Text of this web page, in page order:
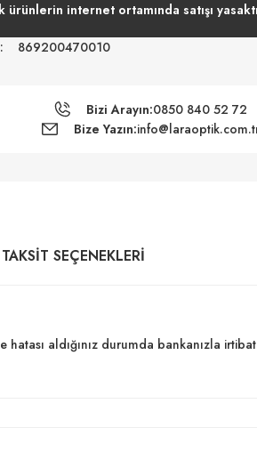
ürünlerin internet ortamında satışı
869200470010
Bizi Arayın:0850 840 52 72
Bize Yazın:
TAKSIT SEÇENEKLERI
aldığınız durumda bankanızla